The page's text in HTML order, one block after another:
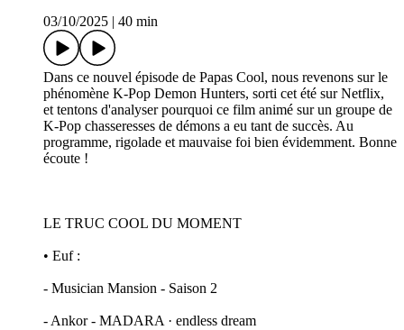
03/10/2025
40 min
Dans ce nouvel épisode de Papas Cool, nous revenons sur le
phénomène K-Pop Demon Hunters, sorti cet été sur Netflix,
et tentons d'analyser pourquoi ce film animé sur un groupe de
K-Pop chasseresses de démons a eu tant de succès. Au
programme, rigolade et mauvaise foi bien évidemment. Bonne
écoute !
LE TRUC COOL DU MOMENT
• Euf :
- Musician Mansion - Saison 2
- Ankor - MADARA · endless dream